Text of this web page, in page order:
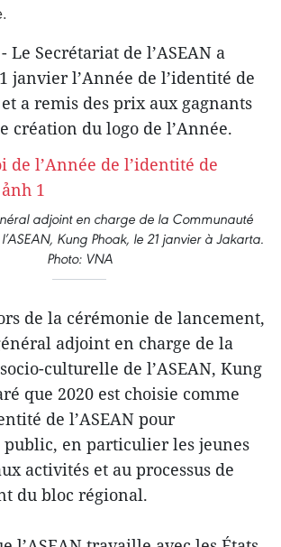
Le Secrétariat de l’ASEAN a
janvier l’Année de l’identité de
et a remis des prix aux gagnants
création du logo de l’Année.
adjoint en charge de la Communauté
Kung Phoak, le 21 janvier à Jakarta.
Photo: VNA
de la cérémonie de lancement,
adjoint en charge de la
culturelle de l’ASEAN, Kung
que 2020 est choisie comme
de l’ASEAN pour
en particulier les jeunes
activités et au processus de
du bloc régional.